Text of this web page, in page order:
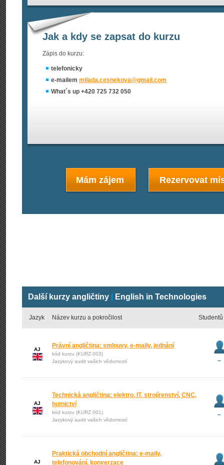
Jak a kdy se zapsat do kurzu
Zápis do kurzu:
telefonicky
e-mailem milada.cesnekova@gmail.com
What´s up +420 725 732 050
Mám zájem Rezervovat
Další kurzy angličtiny English in Technologies
Jazyk Název kurzu a pokročilost Studentů
AJ
Právní angličtina: smlouvy, e-maily, jednání
kód kurzu (KURZ-003)
Jazykový audit vašich vědomostí
–
AJ
Technická angličtina: elektro, IT, strojírenství, CNC,
hutnictví
kód kurzu (KURZ 001)
Jazykový audit vašich vědomostí
–
AJ
Praktická obchodní angličtina: e-maily,
telefonování, konverzace